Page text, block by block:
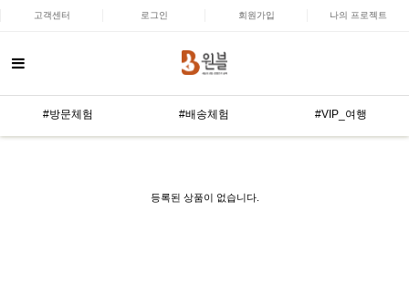
고객센터 로그인 회원가입 나의 프로젝트
#방문체험 #배송체험 #VIP_여행
등록된 상품이 없습니다.